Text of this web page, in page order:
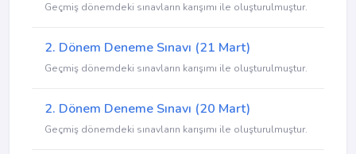
Geçmiş dönemdeki sınavların karışımı ile oluşturulmuştur.
2. Dönem Deneme Sınavı (21 Mart)
Geçmiş dönemdeki sınavların karışımı ile oluşturulmuştur.
2. Dönem Deneme Sınavı (20 Mart)
Geçmiş dönemdeki sınavların karışımı ile oluşturulmuştur.